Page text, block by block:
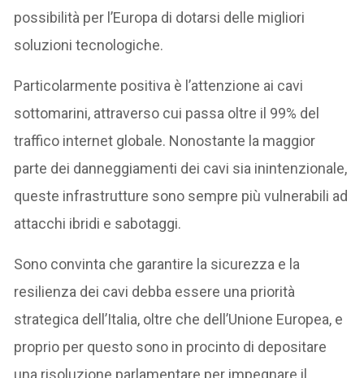
possibilità per l’Europa di dotarsi delle migliori
soluzioni tecnologiche.
Particolarmente positiva è l’attenzione ai cavi
sottomarini, attraverso cui passa oltre il 99% del
traffico internet globale. Nonostante la maggior
parte dei danneggiamenti dei cavi sia inintenzionale,
queste infrastrutture sono sempre più vulnerabili ad
attacchi ibridi e sabotaggi.
Sono convinta che garantire la sicurezza e la
resilienza dei cavi debba essere una priorità
strategica dell’Italia, oltre che dell’Unione Europea, e
proprio per questo sono in procinto di depositare
una risoluzione parlamentare per impegnare il